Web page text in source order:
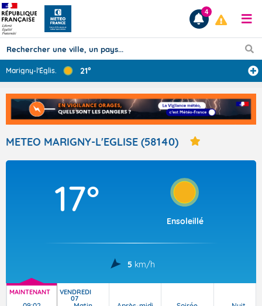
Prévisions
TOUS LES RÉSULTATS
Articles
4
Marigny-l'Églis... 21°
METEO MARIGNY-L'EGLISE (58140)
17°
Ensoleillé
5 km/h
MAINTENANT VENDREDI
07